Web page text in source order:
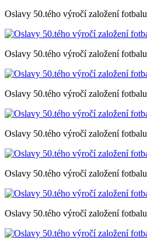
Oslavy 50.tého výročí založení fotbalu
Oslavy 50.tého výročí založení fotbalu
Oslavy 50.tého výročí založení fotbalu
Oslavy 50.tého výročí založení fotbalu
Oslavy 50.tého výročí založení fotbalu
Oslavy 50.tého výročí založení fotbalu